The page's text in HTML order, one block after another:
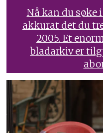
Nå kan du søke
akkurat det du
2005. Et
bladarkiv er